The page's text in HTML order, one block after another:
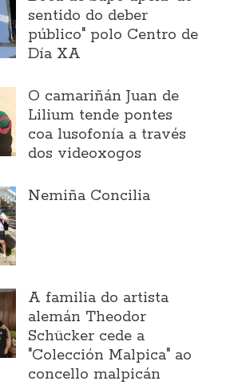
sentido do deber
público" polo Centro de
Día XA
O camariñán Juan de
Lilium tende pontes
coa lusofonía a través
dos videoxogos
Nemiña Concilia
A familia do artista
alemán Theodor
Schücker cede a
"Colección Malpica" ao
concello malpicán